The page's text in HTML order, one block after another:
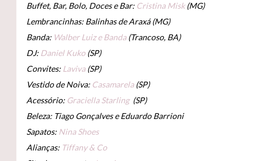
Buffet, Bar, Bolo, Doces e Bar: Cristina Misk(MG)
Lembrancinhas: Balinhas de Araxá (MG)
Banda: Walber Luiz e Banda(Trancoso, BA)
DJ: Daniel Kuko (SP)
Convites: Laviva(SP)
Vestido de Noiva: Casamarela(SP)
Acessório: Graciella Starling (SP)
Beleza: Tiago Gonçalves e Eduardo Barrioni
Sapatos: Nina Shoes
Alianças: Tiffany & Co